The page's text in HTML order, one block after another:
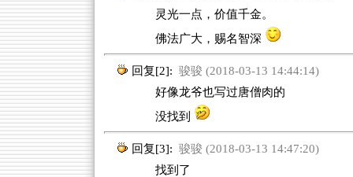
灵光一点，价值千金。
佛法广大，赐名智深
回复[2]: 骏骏 (2018-03-13 14:44:14)
好像龙爷也写过唐僧肉的
没找到
回复[3]: 骏骏 (2018-03-13 14:47:20)
找到了